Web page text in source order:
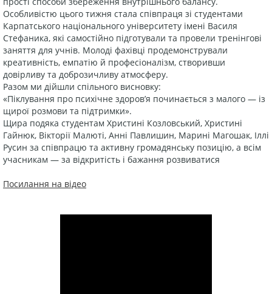
Особливістю цього тижня стала співпраця зі студентами
Карпатського національного університету імені Василя
Стефаника, які самостійно підготували та провели тренінгові
заняття для учнів. Молоді фахівці продемонстрували
креативність, емпатію й професіоналізм, створивши
довірливу та доброзичливу атмосферу.
Разом ми дійшли спільного висновку:
«Піклування про психічне здоров’я починається з малого — із
щирої розмови та підтримки».
Щира подяка студентам Христині Козловський, Христині
Гайнюк, Вікторії Малюті, Анні Павлишин, Марині Магошак, Іллі
Русин за співпрацю та активну громадянську позицію, а всім
учасникам — за відкритість і бажання розвиватися
Посилання на відео